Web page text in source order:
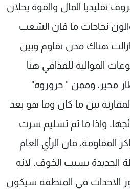
تقليديا المال والقوة يحلان
نجاحات ما فان الشعب
هناك مدن تقاوم وبين
الموالية للقذافي هنا
محير، وممن " حروروه"
بين ما كان وما هو بعد
واذا ما تم تسليم سرت
المقاومة، فان الرأي العام
الجديدة بسبب الخوف. لانه
الاحداث في المنطقة سيكون